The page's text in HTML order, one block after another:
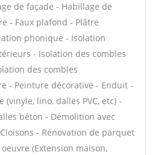
de façade - Habillage de
- Faux plafond - Plâtre
phonique - Isolation
- Isolation des combles
des combles
- Peinture décorative - Enduit -
lino, dalles PVC, etc) -
béton - Démolition avec
- Rénovation de parquet
(Extension maison,